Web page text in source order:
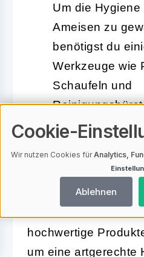
Um die
Ameisen zu
benötigst du
Werkzeuge wie
Schaufeln und
Die Wahl der
Materialien trägt
dass deine Ameisen
hochwertige
um eine artgerechte
Cookie-
Wir nutzen Cookies fürAnalytics,
Ablehnen